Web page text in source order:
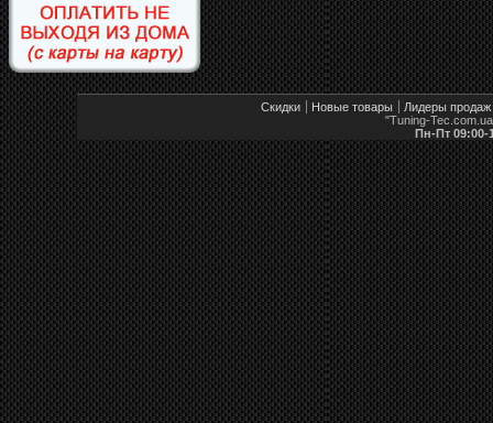
Скидки Новые товары
Лидеры продаж
"Tuning-
Пн-Пт 09:00-